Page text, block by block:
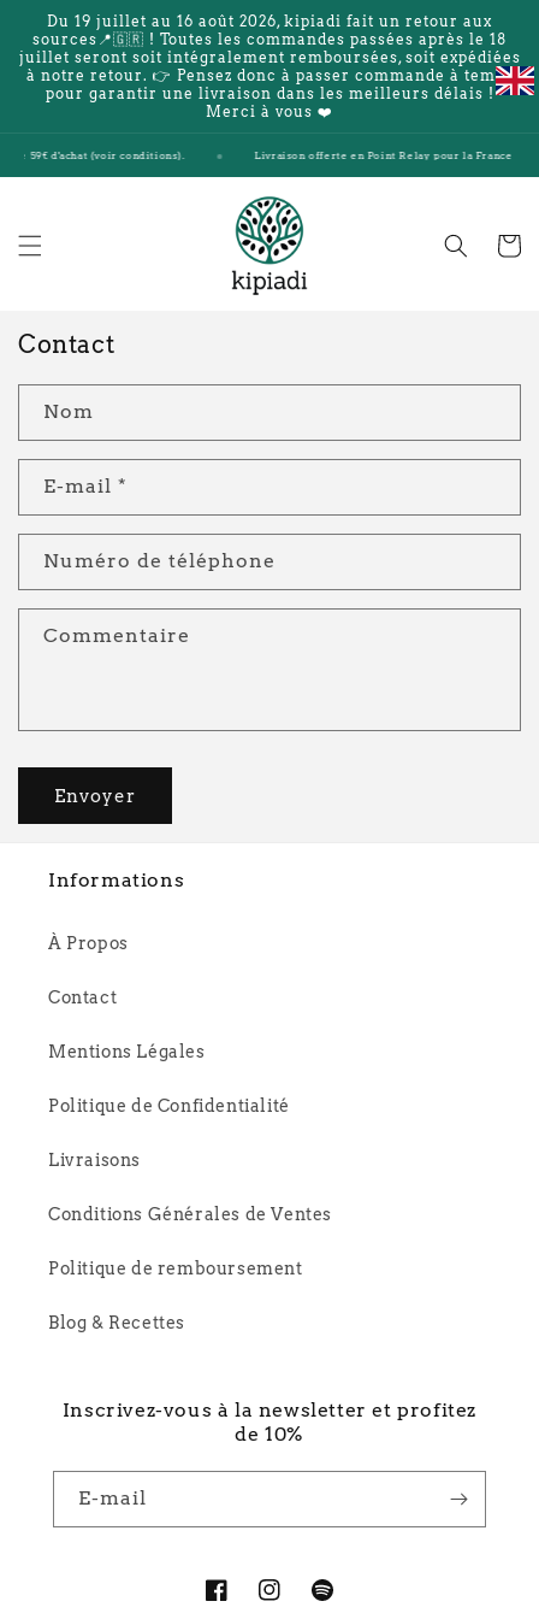
passer
au
contenu
Du 19 juillet au 16 août 2026, kipiadi fait un retour aux
sources📍🇬🇷 ! Toutes les commandes passées après le 18
juillet seront soit intégralement remboursées, soit expédiées
à notre retour. 👉 Pensez donc à passer commande à temps
pour garantir une livraison dans les meilleurs délais !
Merci à vous ❤️
59€ d'achat (voir conditions). Livraison offerte en Point Relay pour la France et
Panier
Contact
Nom
E-mail *
Numéro de téléphone
Commentaire
Envoyer
Informations
À Propos
Contact
Mentions Légales
Politique de Confidentialité
Livraisons
Conditions Générales de Ventes
Politique de remboursement
Blog & Recettes
Inscrivez-vous à la newsletter et profitez
de 10%
E-mail
FacebookInstagramSpotify